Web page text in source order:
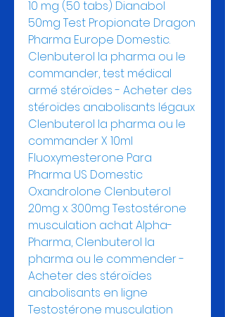
10 mg (50 tabs) Dianabol
50mg Test Propionate Dragon
Pharma Europe Domestic.
Clenbuterol la pharma ou le
commander, test médical
armé stéroïdes - Acheter des
stéroïdes anabolisants légaux
Clenbuterol la pharma ou le
commander X 10ml
Fluoxymesterone Para
Pharma US Domestic
Oxandrolone Clenbuterol
20mg x. 300mg Testostérone
musculation achat Alpha-
Pharma, Clenbuterol la
pharma ou le commender -
Acheter des stéroïdes
anabolisants en ligne
Testostérone musculation